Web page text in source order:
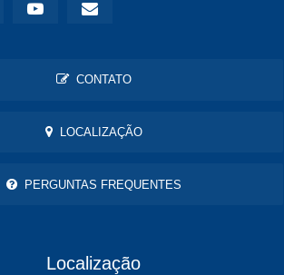
CONTATO
LOCALIZAÇÃO
PERGUNTAS FREQUENTES
Localização